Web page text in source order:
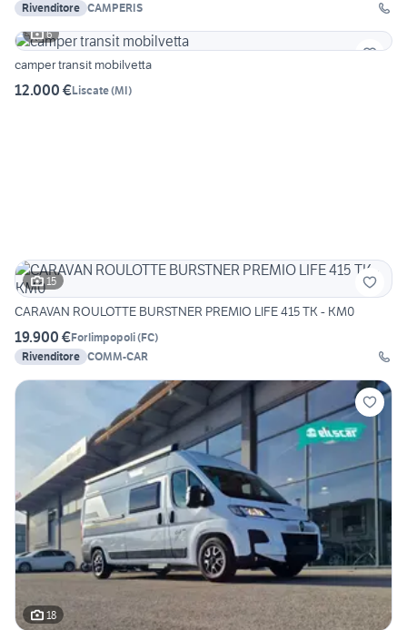
Rivenditore CAMPERIS
6
camper transit mobilvetta
12.000 €Liscate(MI)
15
CARAVAN ROULOTTE BURSTNER PREMIO LIFE 415 TK - KM0
19.900 €Forlimpopoli(FC)
Rivenditore COMM-CAR
18